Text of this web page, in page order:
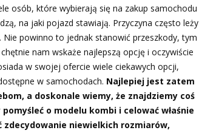
osób, które wybierają się na zakup samochodu
na jaki pojazd stawiają. Przyczyna często leży
powinno to jednak stanowić przeszkody, tym
nam wskaże najlepszą opcję i oczywiście
w swojej ofercie wiele ciekawych opcji,
w samochodach. Najlepiej jest zatem
a doskonale wiemy, że znajdziemy coś
o modelu kombi i celować właśnie
niewielkich rozmiarów,